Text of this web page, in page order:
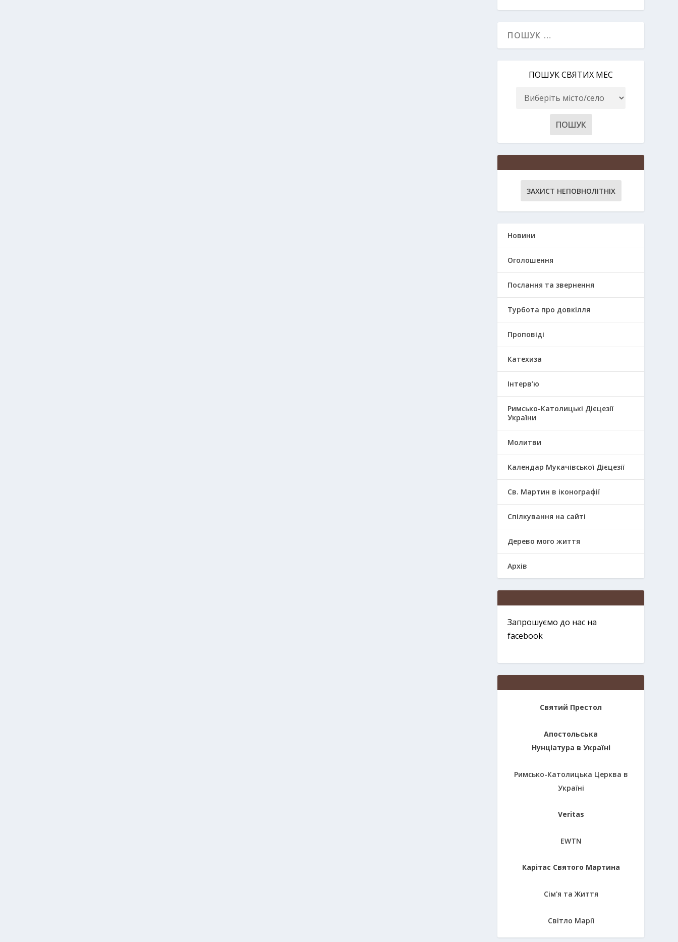
ПОШУК СВЯТИХ МЕС
ЗАХИСТ НЕПОВНОЛІТНІХ
Новини
Оголошення
Послання та звернення
Турбота про довкілля
Проповіді
Катехиза
Інтерв’ю
Римсько-Католицькі Дієцезії
України
Молитви
Календар Мукачівської Дієцезії
Св. Мартин в іконографії
Спілкування на сайті
Дерево мого життя
Архів
Запрошуємо до нас на
facebook
Святий Престол
Апостольська
Нунціатура в Україні
Римсько-Католицька Церква в
Україні
Veritas
EWTN
Карітас Святого Мартина
Сім'я та Життя
Світло Марії